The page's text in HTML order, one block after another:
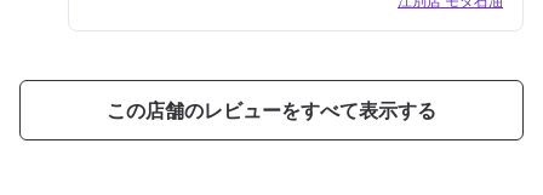
この店舗のレビューをすべて表示する